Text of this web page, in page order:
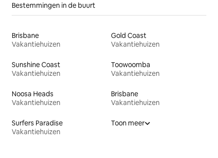
Bestemmingen in de buurt
Brisbane
Vakantiehuizen
Gold Coast
Vakantiehuizen
Sunshine Coast
Vakantiehuizen
Toowoomba
Vakantiehuizen
Noosa Heads
Vakantiehuizen
Brisbane
Vakantiehuizen
Surfers Paradise
Vakantiehuizen
Toon meer